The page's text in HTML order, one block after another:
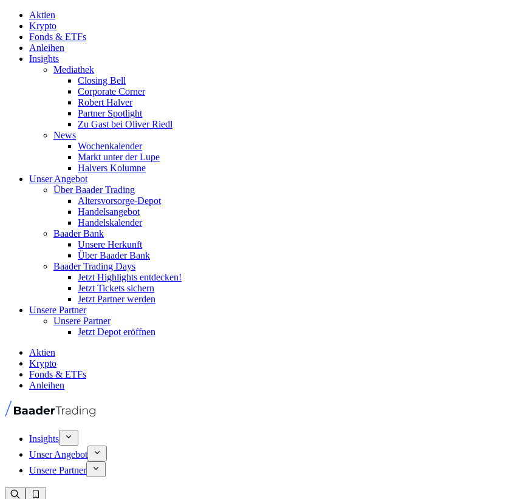
Aktien
Krypto
Fonds & ETFs
Anleihen
Insights
Mediathek
Closing Bell
Corporate Corner
Robert Halver
Partner Spotlight
Zu Gast bei Oliver Riedl
News
Wochenkalender
Markt unter der Lupe
Halvers Kolumne
Unser Angebot
Über Baader Trading
Altersvorsorge-Depot
Handelsangebot
Handelskalender
Baader Bank
Unsere Herkunft
Über Baader Bank
Baader Trading Days
Jetzt Highlights entdecken!
Jetzt Tickets sichern
Jetzt Partner werden
Unsere Partner
Unsere Partner
Jetzt Depot eröffnen
Aktien
Krypto
Fonds & ETFs
Anleihen
Insights
Unser Angebot
Unsere Partner